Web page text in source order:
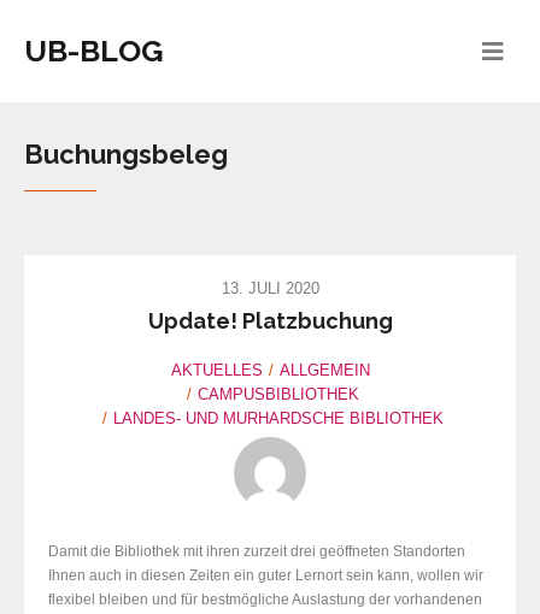
UB-BLOG
Buchungsbeleg
13. JULI 2020
Update! Platzbuchung
AKTUELLES
ALLGEMEIN
CAMPUSBIBLIOTHEK
LANDES- UND MURHARDSCHE BIBLIOTHEK
Damit die Bibliothek mit ihren zurzeit drei geöffneten Standorten
Ihnen auch in diesen Zeiten ein guter Lernort sein kann, wollen wir
flexibel bleiben und für bestmögliche Auslastung der vorhandenen